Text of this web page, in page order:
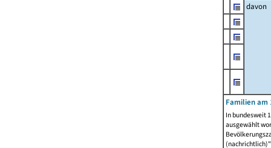
davon
Familien am
In bundesweit
ausgewählt